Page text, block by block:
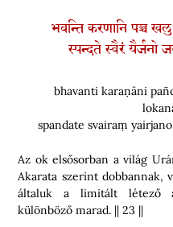
भवन्ति करणानि पञ्च खलु
स्पन्दते स्वैरं यैर्जनो
bhavanti karaṇāni
spandate svairaṃ
Az ok elsősorban a világ
Akarata szerint dobbannak,
általuk a limitált létező
különböző marad. || 23 ||